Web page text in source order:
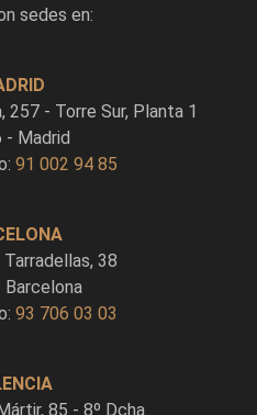
sedes en:
257 - Torre Sur, Planta 1
- Madrid
91 002 94 85
38
93 706 03 03
85 - 8º Dcha.